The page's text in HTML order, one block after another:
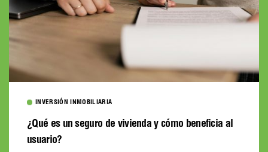
INVERSIÓN INMOBILIARIA
¿Qué es un seguro de vivienda y cómo beneficia al
usuario?